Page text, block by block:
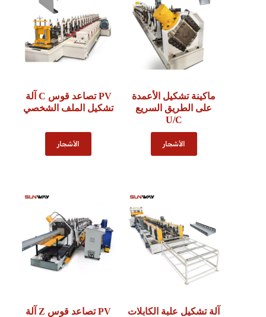
ماكينة تشكيل الأعمدة
على الطريق السريع
U/C
الأشجار
PV تصاعد قوس C آلة
تشكيل الملف الشخصي
الأشجار
آلة تشكيل علبة الكابلات
PV تصاعد قوس Z آلة